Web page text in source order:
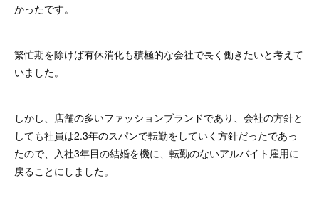
かったです。
繁忙期を除けば有休消化も積極的な会社で長く働きたいと考えて
いました。
しかし、店舗の多いファッションブランドであり、会社の方針と
しても社員は2.3年のスパンで転勤をしていく方針だったであっ
たので、入社3年目の結婚を機に、転勤のないアルバイト雇用に
戻ることにしました。